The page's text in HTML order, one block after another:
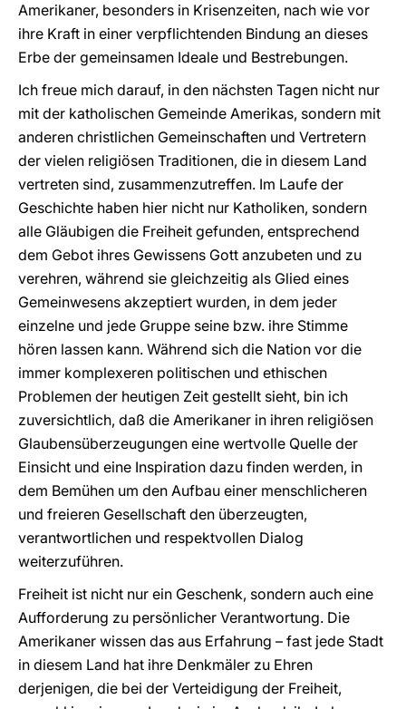
Amerikaner, besonders in Krisenzeiten, nach wie vor
ihre Kraft in einer verpflichtenden Bindung an dieses
Erbe der gemeinsamen Ideale und Bestrebungen.
Ich freue mich darauf, in den nächsten Tagen nicht nur
mit der katholischen Gemeinde Amerikas, sondern mit
anderen christlichen Gemeinschaften und Vertretern
der vielen religiösen Traditionen, die in diesem Land
vertreten sind, zusammenzutreffen. Im Laufe der
Geschichte haben hier nicht nur Katholiken, sondern
alle Gläubigen die Freiheit gefunden, entsprechend
dem Gebot ihres Gewissens Gott anzubeten und zu
verehren, während sie gleichzeitig als Glied eines
Gemeinwesens akzeptiert wurden, in dem jeder
einzelne und jede Gruppe seine bzw. ihre Stimme
hören lassen kann. Während sich die Nation vor die
immer komplexeren politischen und ethischen
Problemen der heutigen Zeit gestellt sieht, bin ich
zuversichtlich, daß die Amerikaner in ihren religiösen
Glaubensüberzeugungen eine wertvolle Quelle der
Einsicht und eine Inspiration dazu finden werden, in
dem Bemühen um den Aufbau einer menschlicheren
und freieren Gesellschaft den überzeugten,
verantwortlichen und respektvollen Dialog
weiterzuführen.
Freiheit ist nicht nur ein Geschenk, sondern auch eine
Aufforderung zu persönlicher Verantwortung. Die
Amerikaner wissen das aus Erfahrung – fast jede Stadt
in diesem Land hat ihre Denkmäler zu Ehren
derjenigen, die bei der Verteidigung der Freiheit,